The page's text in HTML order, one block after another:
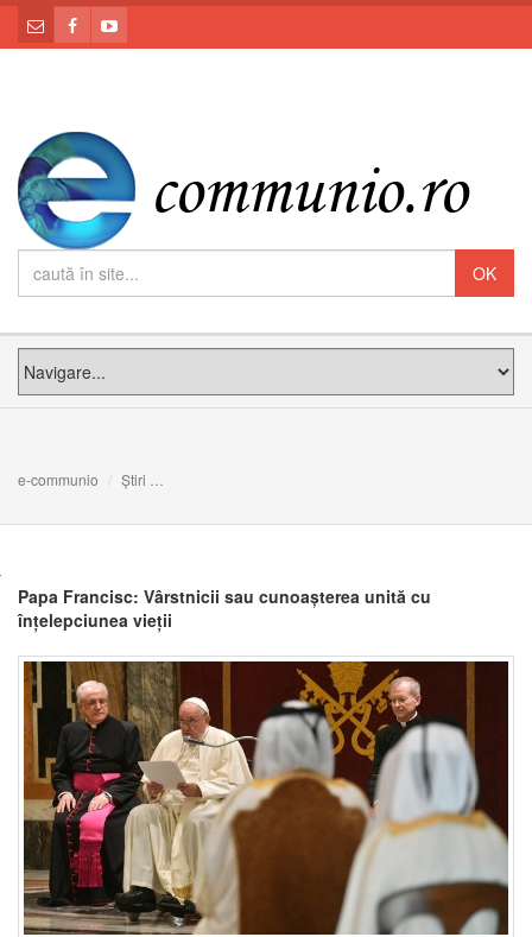
e-communio Știri
Papa Francisc: Vârstnicii sau cunoașterea unită cu
înțelepciunea vieții